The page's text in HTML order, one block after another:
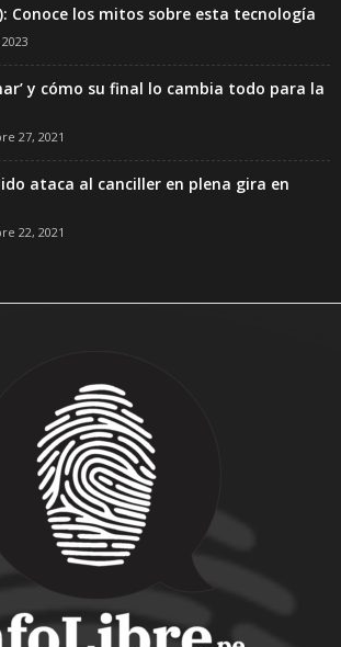
Conoce los mitos sobre esta tecnología
y cómo su final lo cambia todo para la
27, 2021
ataca al canciller en plena gira en
22, 2021